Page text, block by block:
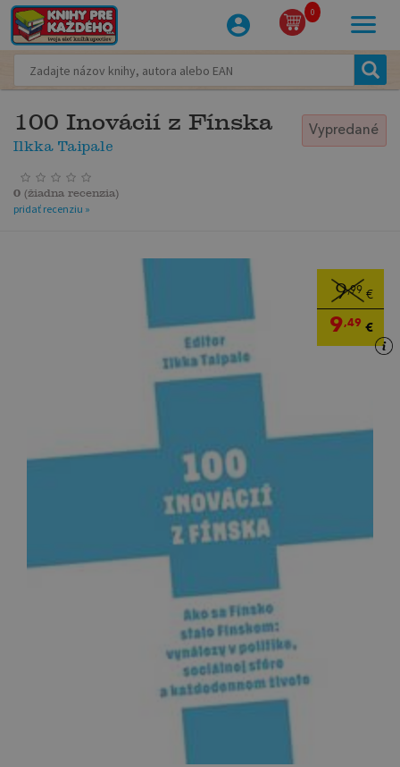
0
100 Inovácií z Fínska
Ilkka Taipale
Vypredané
0 (žiadna recenzia)
pridať recenziu »
9,99 €
9,49 €